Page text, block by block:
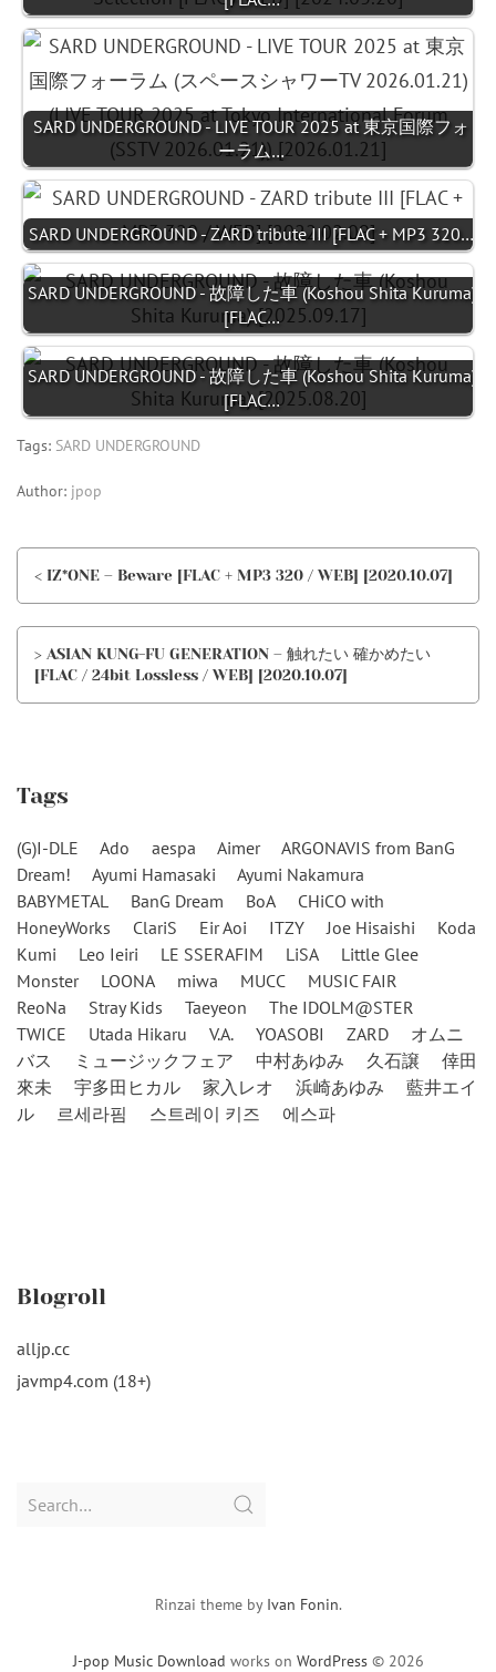
SARD UNDERGROUND - LIVE TOUR 2025 at 東京国際フォ
ーラム…
SARD UNDERGROUND - ZARD tribute III [FLAC + MP3 320…
SARD UNDERGROUND - 故障した車 (Koshou Shita Kuruma)
[FLAC…
SARD UNDERGROUND - 故障した車 (Koshou Shita Kuruma)
[FLAC…
Tags: SARD UNDERGROUND
Author: jpop
< IZ*ONE – Beware [FLAC + MP3 320 / WEB] [2020.10.07]
> ASIAN KUNG-FU GENERATION – 触れたい 確かめたい
[FLAC / 24bit Lossless / WEB] [2020.10.07]
Tags
(G)I-DLE Ado aespa Aimer
ARGONAVIS from BanG
Dream!
Ayumi Hamasaki
Ayumi Nakamura
BABYMETAL
BanG Dream BoA
CHiCO with
HoneyWorks
ClariS Eir Aoi ITZY Joe Hisaishi
Koda
Kumi
Leo Ieiri LE SSERAFIM LiSA
Little Glee
Monster
LOONA miwa MUCC
MUSIC FAIR
ReoNa
Stray Kids Taeyeon
The IDOLM@STER
TWICE
Utada Hikaru V.A. YOASOBI ZARD
オムニ
バス
ミュージックフェア 中村あゆみ 久石譲
倖田
來未
宇多田ヒカル 家入レオ 浜崎あゆみ
藍井エイ
ル
르세라핌 스트레이 키즈 에스파
Blogroll
alljp.cc
javmp4.com (18+)
Search
J-pop Music Download works on WordPress © 2026
Rinzai theme by Ivan Fonin.